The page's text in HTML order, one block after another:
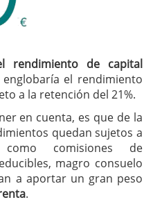
rendimiento de capital
el rendimiento
a la retención del 21%.
en cuenta, es que de la
quedan sujetos a
comisiones de
magro consuelo
a aportar un gran peso
.